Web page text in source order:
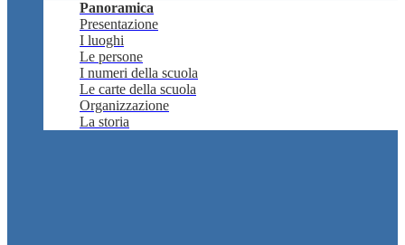
Panoramica
Presentazione
I luoghi
Le persone
I numeri della scuola
Le carte della scuola
Organizzazione
La storia